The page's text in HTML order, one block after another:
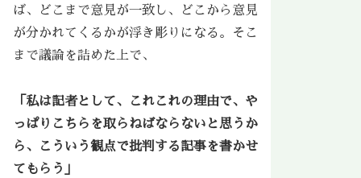
ば、どこまで意見が一致し、どこから意見
が分かれてくるかが浮き彫りになる。そこ
まで議論を詰めた上で、
「私は記者として、これこれの理由で、や
っぱりこちらを取らねばならないと思うか
ら、こういう観点で批判する記事を書かせ
てもらう」